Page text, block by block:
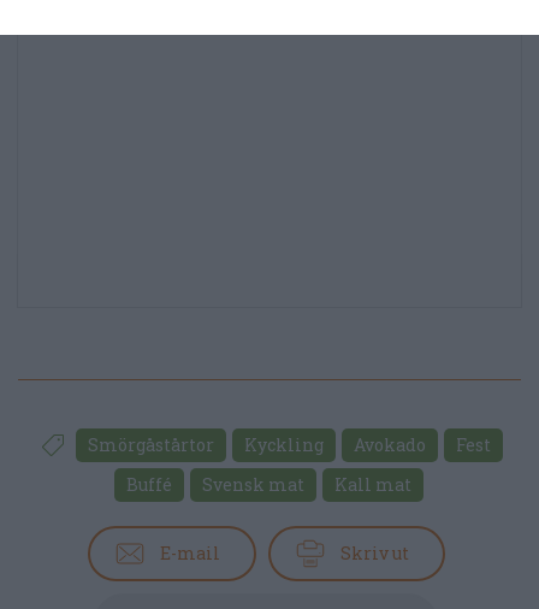
Smörgåstårtor Kyckling Avokado
Fest
Buffé
Svensk mat Kall mat
E-mail Skriv ut